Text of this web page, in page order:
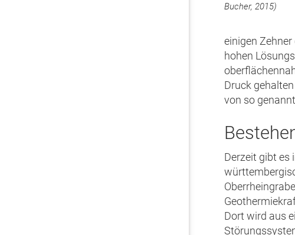
Bucher, 2015)
einigen
hohen
Druck
von so
Derzeit gibt es
Dort wird aus